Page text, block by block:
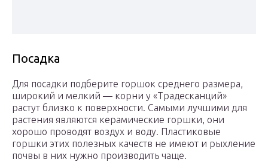
Посадка
Для посадки подберите горшок среднего размера,
широкий и мелкий — корни у «Традесканций»
растут близко к поверхности. Самыми лучшими для
растения являются керамические горшки, они
хорошо проводят воздух и воду. Пластиковые
горшки этих полезных качеств не имеют и рыхление
почвы в них нужно производить чаще.